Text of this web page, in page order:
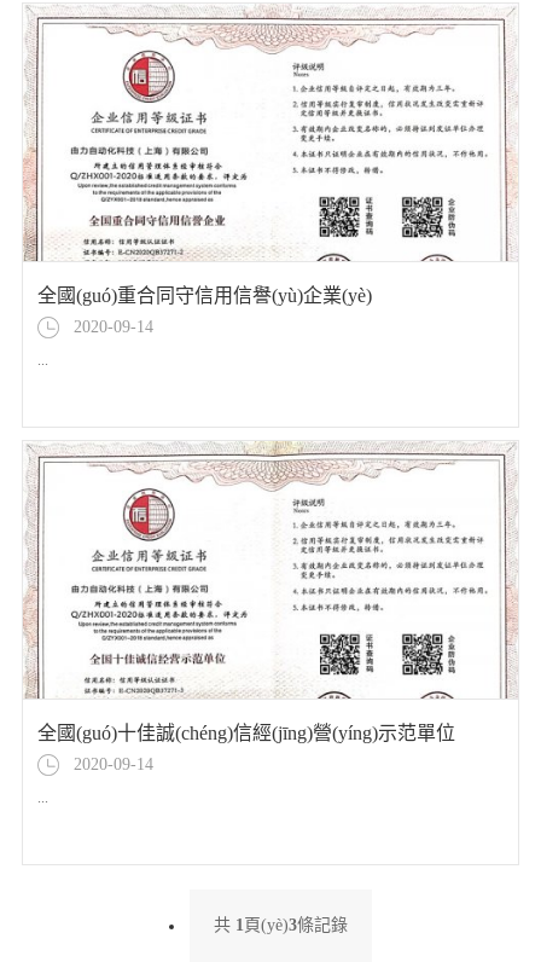
全國(guó)重合同守信用信譽(yù)企業(yè)
2020-09-14
...
全國(guó)十佳誠(chéng)信經(jīng)營(yíng)示范單位
2020-09-14
...
共 1 頁(yè)3條記錄